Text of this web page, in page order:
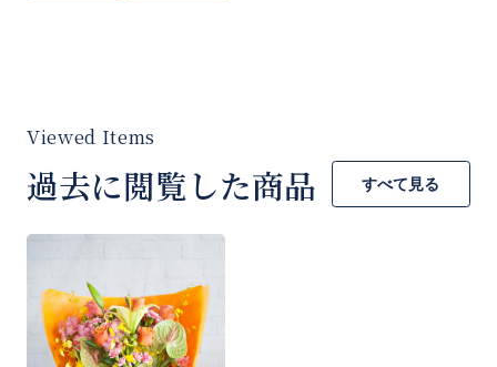
過去に閲覧した商品 すべて見る